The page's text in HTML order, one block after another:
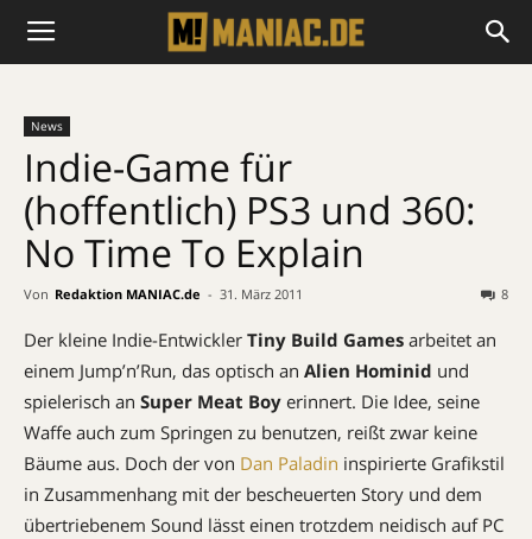
News
Indie-Game für
(hoffentlich) PS3 und 360:
No Time To Explain
Von Redaktion MANIAC.de - 31. März 2011 8
Der kleine Indie-Entwickler Tiny Build Games arbeitet an
einem Jump’n’Run, das optisch an Alien Hominid und
spielerisch an Super Meat Boy erinnert. Die Idee, seine
Waffe auch zum Springen zu benutzen, reißt zwar keine
Bäume aus. Doch der von Dan Paladin inspirierte Grafikstil
in Zusammenhang mit der bescheuerten Story und dem
übertriebenem Sound lässt einen trotzdem neidisch auf PC